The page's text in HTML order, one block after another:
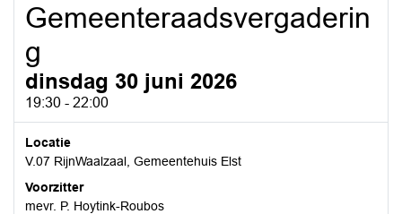
Gemeenteraadsvergaderin
g
dinsdag 30 juni 2026
19:30 - 22:00
Locatie
V.07 RijnWaalzaal, Gemeentehuis Elst
Voorzitter
mevr. P. Hoytink-Roubos